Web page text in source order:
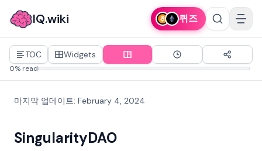
IQ.wiki 퀴즈
TOC Widgets
0% read
마지막 업데이트: February 4, 2024
SingularityDAO